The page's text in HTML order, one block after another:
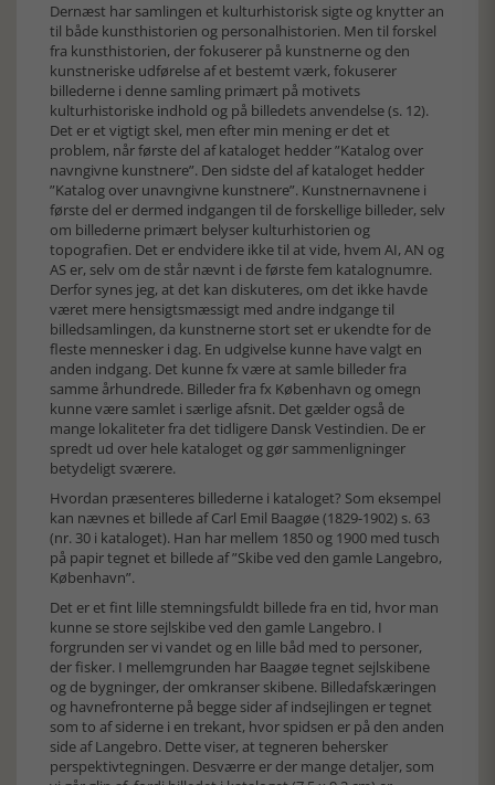
Dernæst har samlingen et kulturhistorisk sigte og knytter an
til både kunsthistorien og personalhistorien. Men til forskel
fra kunsthistorien, der fokuserer på kunstnerne og den
kunstneriske udførelse af et bestemt værk, fokuserer
billederne i denne samling primært på motivets
kulturhistoriske indhold og på billedets anvendelse (s. 12).
Det er et vigtigt skel, men efter min mening er det et
problem, når første del af kataloget hedder ”Katalog over
navngivne kunstnere”. Den sidste del af kataloget hedder
”Katalog over unavngivne kunstnere”. Kunstnernavnene i
første del er dermed indgangen til de forskellige billeder, selv
om billederne primært belyser kulturhistorien og
topografien. Det er endvidere ikke til at vide, hvem AI, AN og
AS er, selv om de står nævnt i de første fem katalognumre.
Derfor synes jeg, at det kan diskuteres, om det ikke havde
været mere hensigtsmæssigt med andre indgange til
billedsamlingen, da kunstnerne stort set er ukendte for de
fleste mennesker i dag. En udgivelse kunne have valgt en
anden indgang. Det kunne fx være at samle billeder fra
samme århundrede. Billeder fra fx København og omegn
kunne være samlet i særlige afsnit. Det gælder også de
mange lokaliteter fra det tidligere Dansk Vestindien. De er
spredt ud over hele kataloget og gør sammenligninger
betydeligt sværere.
Hvordan præsenteres billederne i kataloget? Som eksempel
kan nævnes et billede af Carl Emil Baagøe (1829-1902) s. 63
(nr. 30 i kataloget). Han har mellem 1850 og 1900 med tusch
på papir tegnet et billede af ”Skibe ved den gamle Langebro,
København”.
Det er et fint lille stemningsfuldt billede fra en tid, hvor man
kunne se store sejlskibe ved den gamle Langebro. I
forgrunden ser vi vandet og en lille båd med to personer,
der fisker. I mellemgrunden har Baagøe tegnet sejlskibene
og de bygninger, der omkranser skibene. Billedafskæringen
og havnefronterne på begge sider af indsejlingen er tegnet
som to af siderne i en trekant, hvor spidsen er på den anden
side af Langebro. Dette viser, at tegneren behersker
perspektivtegningen. Desværre er der mange detaljer, som